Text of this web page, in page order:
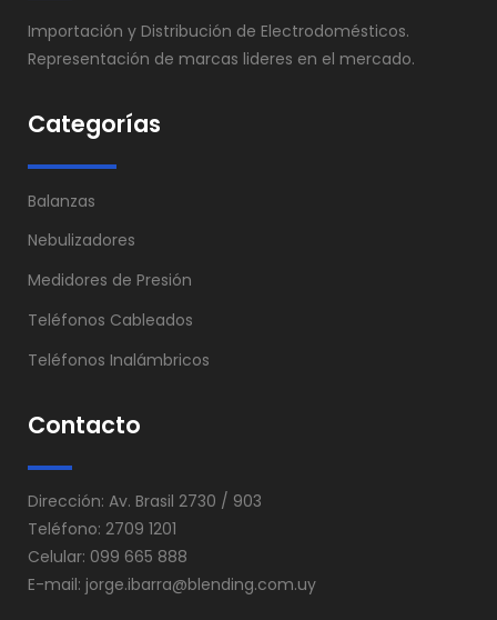
Importación y Distribución de Electrodomésticos.
Representación de marcas lideres en el mercado.
Categorías
Balanzas
Nebulizadores
Medidores de Presión
Teléfonos Cableados
Teléfonos Inalámbricos
Contacto
Dirección: Av. Brasil 2730 / 903
Teléfono: 2709 1201
Celular: 099 665 888
E-mail: jorge.ibarra@blending.com.uy